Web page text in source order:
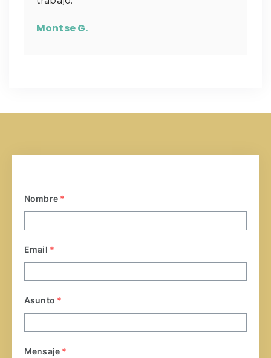
Montse G.
Nombre *
Email *
Asunto *
Mensaje *